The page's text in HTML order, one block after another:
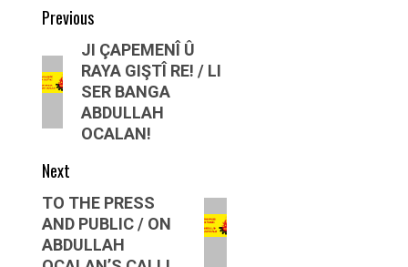
Post
navigation
Previous
Previous
post:
JI ÇAPEMENÎ Û
RAYA GIŞTÎ RE! / LI
SER BANGA
ABDULLAH
OCALAN!
Next
Next
post:
TO THE PRESS
AND PUBLIC / ON
ABDULLAH